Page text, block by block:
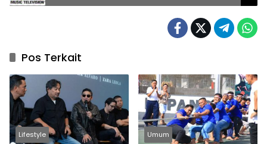
Pos Terkait
Lifestyle Umum